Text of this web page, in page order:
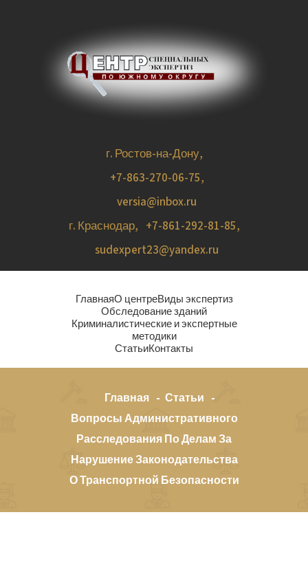
г. Ростов-на-Дону,
+7-863-270-06-75,
versia@inbox.ru
г. Краснодар, +7-861-292-81-85,
sudexpert23@yandex.ru
ГлавнаяО центреВиды экспертиз
Обследование зданий
Криминалистические и экспертные
методики
СтатьиКонтакты
Главная
Статьи
Вопросы Административного
Расследования По Делам За
Нарушение Законодательства
О Транспортной Безопасности